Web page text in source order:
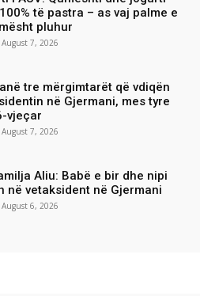
të pastra – as vaj palme e
pluhur
August 7, 2026
tre mërgimtarët që vdiqën
në Gjermani, mes tyre
vjeçar
August 7, 2026
Aliu: Babë e bir dhe nipi
në vetaksident në Gjermani
August 6, 2026